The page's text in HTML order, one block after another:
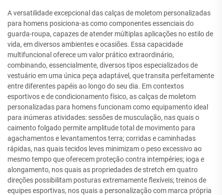
A versatilidade excepcional das calças de moletom personalizadas
para homens posiciona-as como componentes essenciais do
guarda-roupa, capazes de atender múltiplas aplicações no estilo de
vida, em diversos ambientes e ocasiões. Essa capacidade
multifuncional oferece um valor prático extraordinário,
combinando, essencialmente, diversos tipos especializados de
vestuário em uma única peça adaptável, que transita perfeitamente
entre diferentes papéis ao longo do seu dia. Em contextos
esportivos e de condicionamento físico, as calças de moletom
personalizadas para homens funcionam como equipamento ideal
para inúmeras atividades: sessões de musculação, nas quais o
caimento folgado permite amplitude total de movimento para
agachamentos e levantamentos terra; corridas e caminhadas
rápidas, nas quais tecidos leves minimizam o peso excessivo ao
mesmo tempo que oferecem proteção contra intempéries; ioga e
alongamento, nos quais as propriedades de stretch em quatro
direções possibilitam posturas extremamente flexíveis; treinos de
equipes esportivas, nos quais a personalização com marca própria